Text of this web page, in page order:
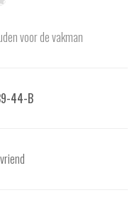
voor de vakman
44-B